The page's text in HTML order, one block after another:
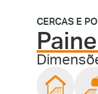
CERCAS E